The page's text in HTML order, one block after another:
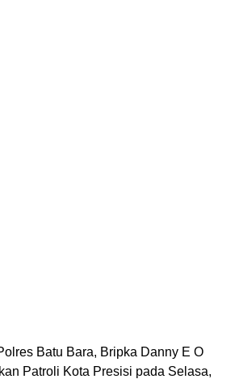
Batu Bara, Bripka Danny E O
Patroli Kota Presisi pada Selasa,